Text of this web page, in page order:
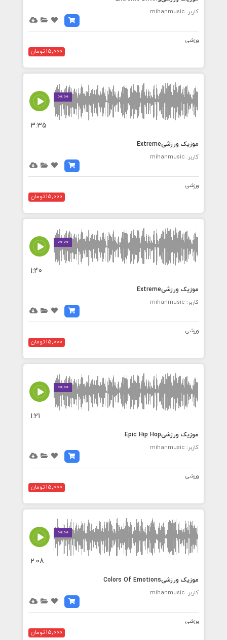
کاربر: mihanmusic
ورزشی
15,000 تومان
00:00
3:35
موزیک ورزشیExtreme
کاربر: mihanmusic
ورزشی
15,000 تومان
00:00
1:40
موزیک ورزشیExtreme
کاربر: mihanmusic
ورزشی
15,000 تومان
00:00
1:21
موزیک ورزشیEpic Hip Hop
کاربر: mihanmusic
ورزشی
15,000 تومان
00:00
2:08
موزیک ورزشیColors Of Emotions
کاربر: mihanmusic
ورزشی
15,000 تومان